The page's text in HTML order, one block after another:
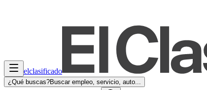
elclasificado
¿Qué buscas?Buscar empleo, servicio, auto...